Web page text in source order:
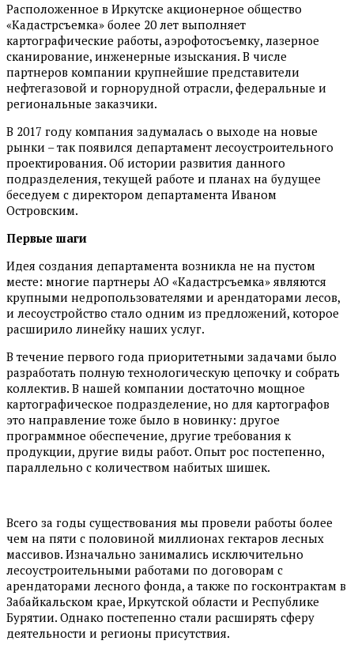
Расположенное в Иркутске акционерное общество
«Кадастрсъемка» более 20 лет выполняет
картографические работы, аэрофотосъемку, лазерное
сканирование, инженерные изыскания. В числе
партнеров компании крупнейшие представители
нефтегазовой и горнорудной отрасли, федеральные и
региональные заказчики.
В 2017 году компания задумалась о выходе на новые
рынки – так появился департамент лесоустроительного
проектирования. Об истории развития данного
подразделения, текущей работе и планах на будущее
беседуем с директором департамента Иваном
Островским.
Первые шаги
Идея создания департамента возникла не на пустом
месте: многие партнеры АО «Кадастрсъемка» являются
крупными недропользователями и арендаторами лесов,
и лесоустройство стало одним из предложений, которое
расширило линейку наших услуг.
В течение первого года приоритетными задачами было
разработать полную технологическую цепочку и собрать
коллектив. В нашей компании достаточно мощное
картографическое подразделение, но для картографов
это направление тоже было в новинку: другое
программное обеспечение, другие требования к
продукции, другие виды работ. Опыт рос постепенно,
параллельно с количеством набитых шишек.
Всего за годы существования мы провели работы более
чем на пяти с половиной миллионах гектаров лесных
массивов. Изначально занимались исключительно
лесоустроительными работами по договорам с
арендаторами лесного фонда, а также по госконтрактам в
Забайкальском крае, Иркутской области и Республике
Бурятии. Однако постепенно стали расширять сферу
деятельности и регионы присутствия.